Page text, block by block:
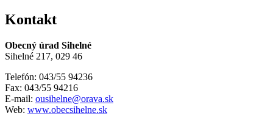
Kontakt
Obecný úrad Sihelné
Sihelné 217, 029 46
Telefón: 043/55 94236
Fax: 043/55 94216
E-mail: ousihelne@orava.sk
Web: www.obecsihelne.sk